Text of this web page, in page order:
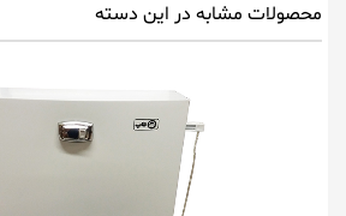
محصولات مشابه در این دسته